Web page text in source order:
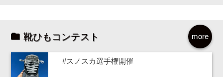
more
靴ひもコンテスト
#スノスカ選手権開催